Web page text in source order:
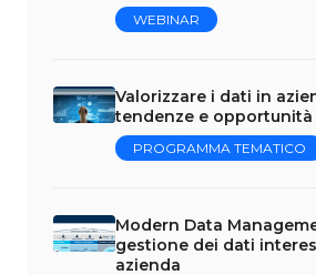
WEBINAR
Valorizzare i dati in
tendenze e opportunità
PROGRAMMA TEMATICO
Modern Data
gestione dei dati
azienda